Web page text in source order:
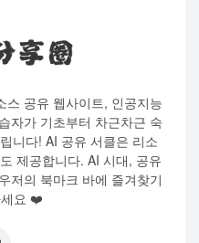
스 공유 웹사이트, 인공지능
자가 기초부터 차근차근 숙
니다! AI 공유 서클은 리소
제공합니다. AI 시대, 공유
저의 북마크 바에 즐겨찾기
세요 ❤️